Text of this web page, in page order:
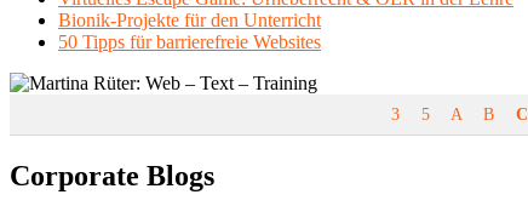
Bionik-Projekte für den Unterricht
50 Tipps für barrierefreie Websites
3 5 A B C
Corporate Blogs